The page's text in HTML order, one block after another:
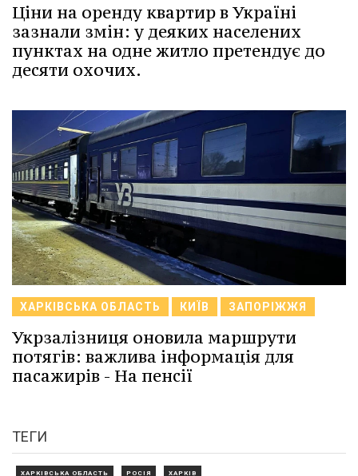
Ціни на оренду квартир в Україні
зазнали змін: у деяких населених
пунктах на одне житло претендує до
десяти охочих.
ХАРКІВСЬКА ОБЛАСТЬ КИЇВ ЗАПОРІЖЖЯ
Укрзалізниця оновила маршрути
потягів: важлива інформація для
пасажирів - На пенсії
ТЕГИ
ХАРКІВСЬКА ОБЛАСТЬ РОСІЯ ХАРКІВ